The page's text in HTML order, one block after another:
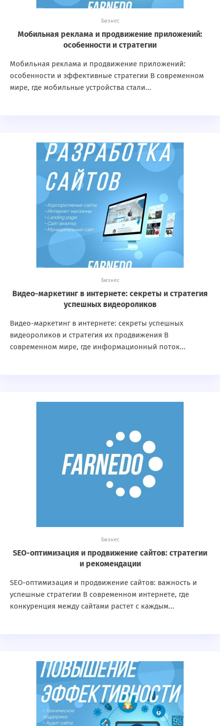
Бизнес
Мобильная реклама и продвижение приложений:
особенности и стратегии
Мобильная реклама и продвижение приложений:
особенности и эффективные стратегии В современном
мире, где мобильные устройства стали...
Бизнес
Видео-маркетинг в интернете: секреты и стратегия
успешных видеороликов
Видео-маркетинг в интернете: секреты успешных
видеороликов и стратегия их продвижения В
современном мире, где информационный поток...
Бизнес
SEO-оптимизация и продвижение сайтов: стратегии
и рекомендации
SEO-оптимизация и продвижение сайтов: важность и
успешные стратегии В современном интернете, где
конкуренция между сайтами растет с каждым...